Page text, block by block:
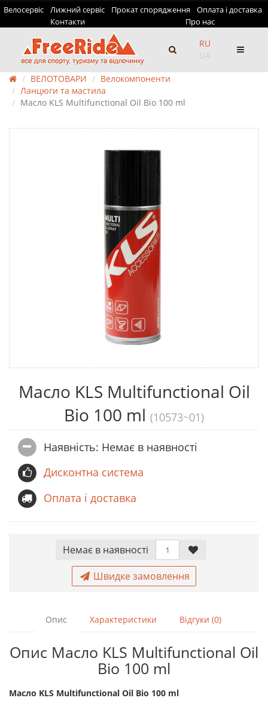
Велосервіс Лижний сервіс Прокат спорядження
Оплата і доставка
Контакти
Про нас
RU
UA
ВЕЛОТОВАРИ
Велокомпоненти
Ланцюги та мастила
Масло KLS Multifunctional Oil Bio 100 ml
Масло KLS Multifunctional Oil
Bio 100 ml (10573~01)
Наявність: Немає в наявностi
Дисконтна система
Оплата і доставка
Немає в наявностi
Швидке замовлення
Опис Характеристики Відгуки (0)
Опис Масло KLS Multifunctional Oil
Bio 100 ml
Масло KLS Multifunctional Oil Bio 100 ml